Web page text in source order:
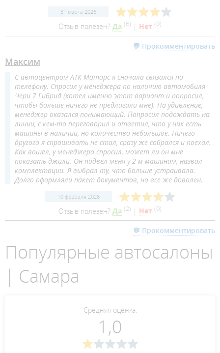
31 марта 2026
Отзыв полезен? Да (6) | Нет (0)
💬 Прокомментировать
Максим
С автоцентром АТК Моторс я сначала связался по
телефону. Спросил у менеджера по наличию автомобиля
Чери 7 Гибрид (хотел именно этот вариант и попросил,
чтобы больше ничего не предлагали мне). На удивление,
менеджер оказался понимающий. Попросил подождать на
линии, с кем-то переговорил и ответил, что у них есть
машины в наличии, но количество небольшое. Ничего
другого я спрашивать не стал, сразу же собрался и поехал.
Как вошел, у менеджера спросил, может ли он мне
показать джили. Он подвел меня у 2-м машинам, назвал
комплектации. Я выбрал ту, что больше устраивала.
Долго оформляли пакет документов, но все же доволен.
10 февраля 2026
Отзыв полезен? Да (2) | Нет (0)
💬 Прокомментировать
Популярные автосалоны
| Самара
Средняя оценка:
1,0